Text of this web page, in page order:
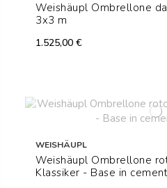
Weishäupl Ombrellone
3x3 m
1.525,00 €
WEISHÄUPL
Weishäupl Ombrellone
Klassiker - Base in